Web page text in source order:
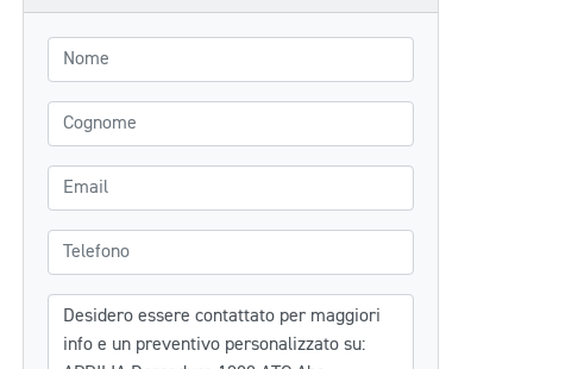
Nome
Cognome
Email
Telefono
Messaggio